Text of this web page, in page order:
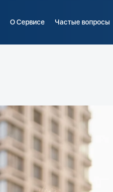
О Сервисе Частые вопросы